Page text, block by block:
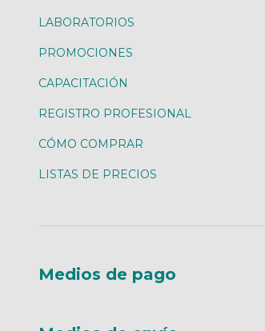
LABORATORIOS
PROMOCIONES
CAPACITACIÓN
REGISTRO PROFESIONAL
CÓMO COMPRAR
LISTAS DE PRECIOS
Medios de pago